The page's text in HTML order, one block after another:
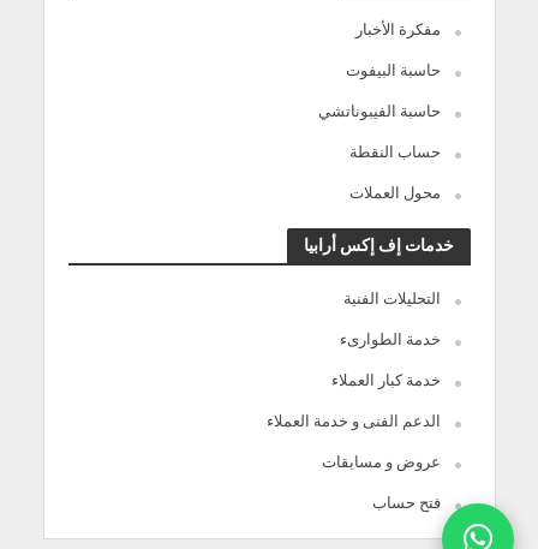
مفكرة الأخبار
حاسبة البيفوت
حاسبة الفيبوناتشي
حساب النقطة
محول العملات
خدمات إف إكس أرابيا
التحليلات الفنية
خدمة الطوارىء
خدمة كبار العملاء
الدعم الفنى و خدمة العملاء
عروض و مسابقات
فتح حساب